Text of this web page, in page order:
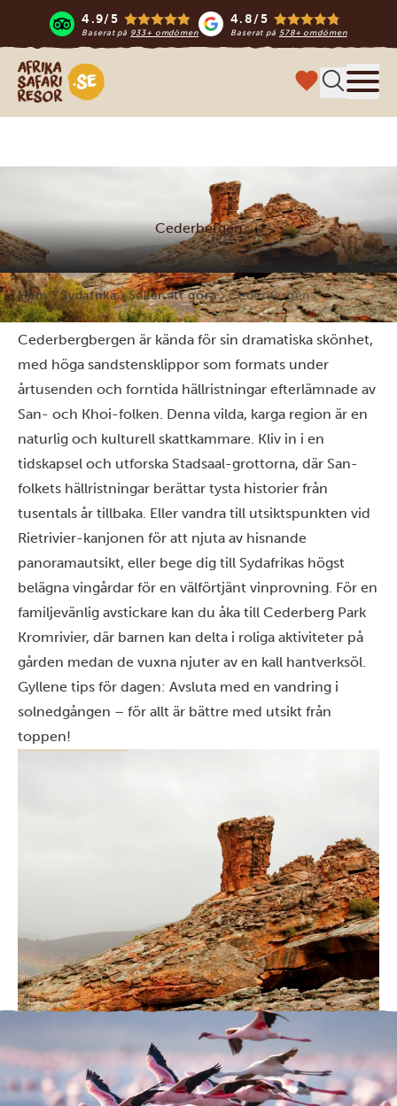
4.9/5
Baserat på 933+ omdömen
4.8/5
Baserat på 578+ omdömen
Safari-resor i Afrika
Cederbergen
Hem Sydafrika Saker att göra Cederbergen
Cederbergbergen är kända för sin dramatiska skönhet,
med höga sandstensklippor som formats under
årtusenden och forntida hällristningar efterlämnade av
San- och Khoi-folken. Denna vilda, karga region är en
naturlig och kulturell skattkammare. Kliv in i en
tidskapsel och utforska Stadsaal-grottorna, där San-
folkets hällristningar berättar tysta historier från
tusentals år tillbaka. Eller vandra till utsiktspunkten vid
Rietrivier-kanjonen för att njuta av hisnande
panoramautsikt, eller bege dig till Sydafrikas högst
belägna vingårdar för en välförtjänt vinprovning. För en
familjevänlig avstickare kan du åka till Cederberg Park
Kromrivier, där barnen kan delta i roliga aktiviteter på
gården medan de vuxna njuter av en kall hantverksöl.
Gyllene tips för dagen: Avsluta med en vandring i
solnedgången – för allt är bättre med utsikt från
toppen!